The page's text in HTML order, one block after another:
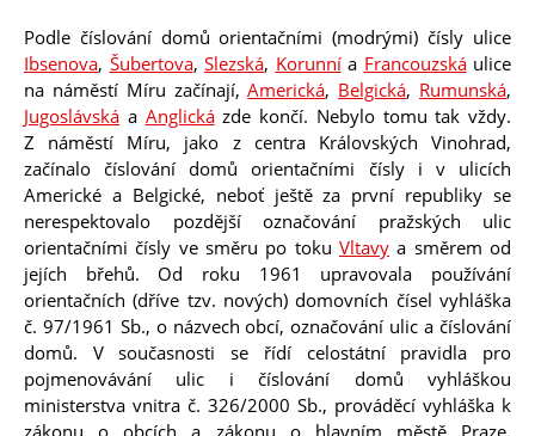
Shar Shar Shar Send Print
Pl
Podle číslování domů orientačními (modrými) čísly ulice
Ibsenova, Šubertova, Slezská, Korunnía Francouzskáulice
na náměstí Míru začínají,Americká, Belgická, Rumunská,
Jugoslávská a Anglickázde končí. Nebylo tomu tak vždy.
Z náměstí Míru, jako z centra Královských Vinohrad,
začínalo číslování domů orientačními čísly i v ulicích
Americké a Belgické, neboť ještě za první republiky se
nerespektovalo pozdější označování pražských ulic
orientačními čísly ve směru po toku Vltavy a směrem od
jejích břehů. Od roku 1961 upravovala používání
orientačních (dříve tzv. nových) domovních čísel vyhláška
č. 97/1961 Sb., o názvech obcí, označování ulic a číslování
domů. V současnosti se řídí celostátní pravidla pro
pojmenovávání ulic i číslování domů vyhláškou
ministerstva vnitra č. 326/2000 Sb., prováděcí vyhláška k
zákonu o obcích a zákonu o hlavním městě Praze.